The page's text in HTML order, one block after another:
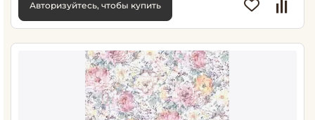
Авторизуйтесь, чтобы купить